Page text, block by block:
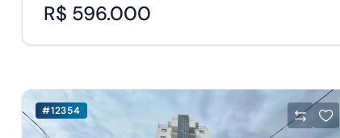
R$ 596.000
#12354